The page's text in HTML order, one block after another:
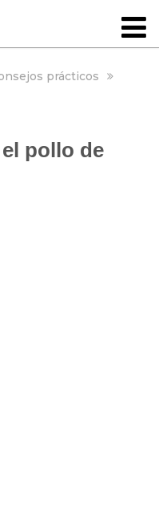
prácticos
pollo de